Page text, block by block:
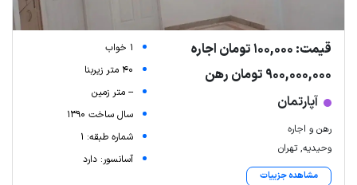
قیمت: 100,000 تومان اجاره
900,000,000 تومان رهن
آپارتمان
رهن و اجاره
وحیدیه, تهران
مشاهده جزییات
1 خواب
40 متر زیربنا
-- متر زمین
سال ساخت 1390
شماره طبقه: 1
آسانسور: دارد